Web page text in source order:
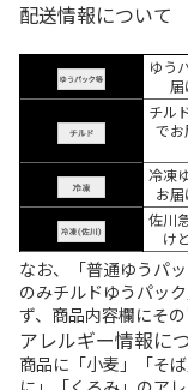
配送情報について
ゆう
チル
でお
冷凍
お届
佐川
け
なお、「普通ゆうパ
のみチルドゆうパッ
ず、商品内容欄にその
アレルギー情報に
商品に「小麦」「そ